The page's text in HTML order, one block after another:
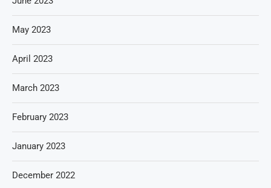
May 2023
April 2023
March 2023
February 2023
January 2023
December 2022